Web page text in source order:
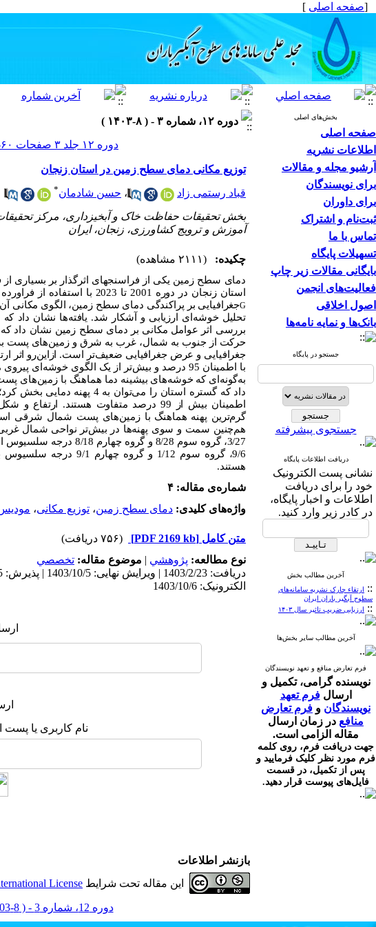
[صفحه اصلی ]
بخش‌های اصلی
صفحه اصلی
اطلاعات نشریه
آرشیو مجله و مقالات
برای نویسندگان
برای داوران
ثبت‌نام و اشتراک
تماس با ما
تسهیلات پایگاه
بایگانی مقالات زیر چاپ
فعالیت‌های انجمن
اصول اخلاقی
بانک‌ها و نمایه نامه‌ها
جستجو در پایگاه
جستجوی پیشرفته
دریافت اطلاعات پایگاه
نشانی پست الکترونیک
خود را برای دریافت
اطلاعات و اخبار پایگاه،
در کادر زیر وارد کنید.
آخرین مطالب بخش
:: ارتقاء چارک نشریه سامانه‌های
سطوح آبگیر باران ایران
:: ارزیابی ضریب تاثیر سال ۱۴۰۳
آخرین مطالب سایر بخش‌ها
فرم تعارض منافع و تعهد نویسندگان
نویسنده گرامی، تکمیل و
ارسالفرم تعهد
نویسندگان و فرم تعارض
منافع در زمان ارسال
مقاله الزامی است.
جهت دریافت فرم، روی کلمه
فرم مورد نظر کلیک فرمایید و
پس از تکمیل، در قسمت
فایل‌های پیوست قرار دهید.
دوره ۱۲، شماره ۳ - ( ۸-۱۴۰۳ )
دوره ۱۲ جلد ۳ صفحات ۶۰-۴۵
توزیع مکانی دمای سطح زمین در استان زنجان
قباد رستمی زاد ، حسن شادمان*
بخش تحقیقات حفاظت خاک و آبخیزداری، مرکز
آموزش و ترویج کشاورزی، زنجان، ایران
چکیده: (۲۱۱۱ مشاهده)
دمای سطح زمین یکی از فراسنج­های اثرگذار بر بسیاری
استان زنجان در دوره 2001 تا 2023 با استفاده از فراورده
جغرافیایی بر پراکندگی دمای سطح زمین، الگوی مکانیG
بررسی اثر عوامل مکانی بر دمای سطح زمین نشان داد
حرکت از جنوب به شمال، غرب به شرق و زمین‌های پست به
جغرافیایی و عرض جغرافیایی ضعیف‌تر است. ازاین‌رو اثر
با اطمینان 95 درصد و بیش‌تر از یک الگوی
به‌گونه‌ای‌ که خوشه‌های بیشینه دما هماهنگ با زمین‌های
داد که گستره استان را می‌توان به 4 پهنه دمایی بخش کرد؛ به‌گونه‌ای
اطمینان بیش از 99 درصد متفاوت هستند.
گرم‌ترین پهنه هماهنگ با زمین‌های پست شمال شرقی
9/6، گروه سوم 1/12 و
هستند.
شماره‌ی مقاله: ۴
واژه‌های کلیدی: دمای سطح زمین، توزیع مکانی،
متن کامل [PDF 2169 kb]
(۷۵۶ دریافت)
نوع مطالعه: پژوهشي | موضوع مقاله: تخصصي
الکترونیک: 1403/10/6
نام کاربری یا پست
بازنشر اطلاعات
این مقاله تحت شرایط License
دوره 12، شماره 3 - ( 8-1403 )